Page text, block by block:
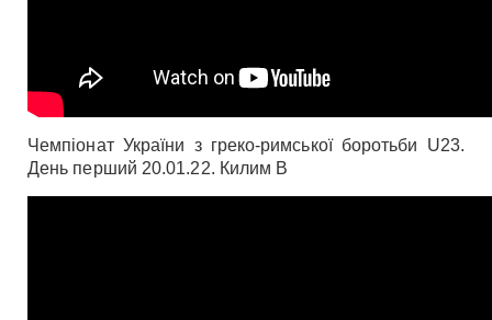
Чемпіонат України з греко-римської боротьби U23.
День перший 20.01.22. Килим В